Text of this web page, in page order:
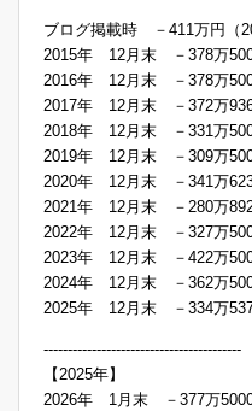
ブログ掲載時 －411万円（
2015年 12月末 －378万
2016年 12月末 －378万
2017年 12月末 －372万
2018年 12月末 －331万
2019年 12月末 －309万
2020年 12月末 －341万
2021年 12月末 －280万
2022年 12月末 －327万
2023年 12月末 －422万
2024年 12月末 －362万
2025年 12月末 －334万
-----------------------------------------
【2025年】
2026年 1月末 －377万